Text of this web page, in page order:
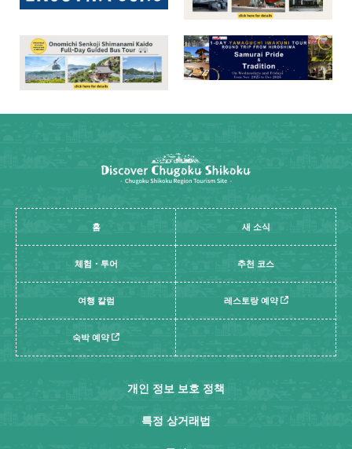
홈 새 소식
체험・투어 추천 코스
여행 칼럼 레스토랑 예약
숙박 예약
개인 정보 보호 정책
특정 상거래법